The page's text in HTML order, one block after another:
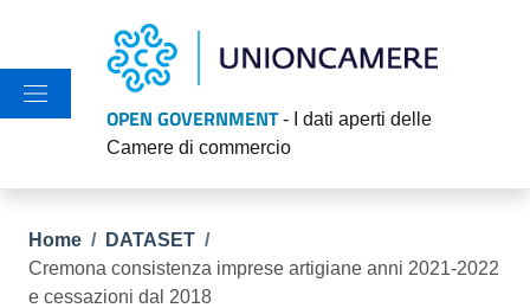
OPEN GOVERNMENT- I dati aperti delle
Camere di commercio
Briciole di pane
Home / DATASET /
Cremona consistenza imprese artigiane anni 2021-2022
e cessazioni dal 2018